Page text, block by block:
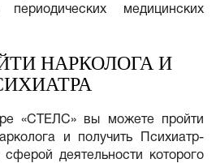
медицинских
НАРКОЛОГА И
«СТЕЛС» вы можете пройти
и получить Психиатр-
деятельности которого